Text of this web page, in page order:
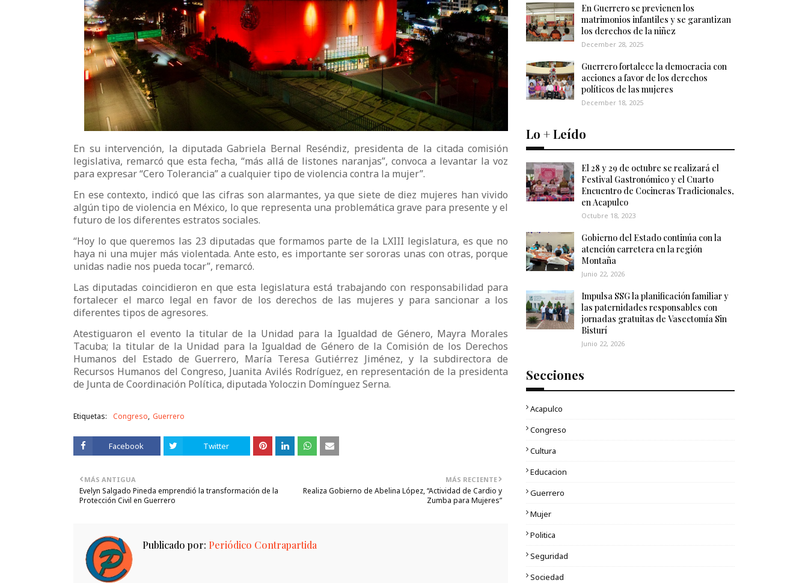
En su intervención, la diputada Gabriela Bernal Reséndiz, presidenta de la citada comisión
legislativa, remarcó que esta fecha, “más allá de listones naranjas”, convoca a levantar la voz
para expresar “Cero Tolerancia” a cualquier tipo de violencia contra la mujer”.
En ese contexto, indicó que las cifras son alarmantes, ya que siete de diez mujeres han vivido
algún tipo de violencia en México, lo que representa una problemática grave para presente y el
futuro de los diferentes estratos sociales.
“Hoy lo que queremos las 23 diputadas que formamos parte de la LXIII legislatura, es que no
haya ni una mujer más violentada. Ante esto, es importante ser sororas unas con otras, porque
unidas nadie nos pueda tocar”, remarcó.
Las diputadas coincidieron en que esta legislatura está trabajando con responsabilidad para
fortalecer el marco legal en favor de los derechos de las mujeres y para sancionar a los
diferentes tipos de agresores.
Atestiguaron el evento la titular de la Unidad para la Igualdad de Género, Mayra Morales
Tacuba; la titular de la Unidad para la Igualdad de Género de la Comisión de los Derechos
Humanos del Estado de Guerrero, María Teresa Gutiérrez Jiménez, y la subdirectora de
Recursos Humanos del Congreso, Juanita Avilés Rodríguez, en representación de la presidenta
de Junta de Coordinación Política, diputada Yoloczin Domínguez Serna.
Etiquetas: Congreso Guerrero
Facebook Twitter
MÁS RECIENTE
Realiza Gobierno de Abelina López, “Actividad de Cardio y
Zumba para Mujeres”
MÁS ANTIGUA
Evelyn Salgado Pineda emprendió la transformación de la
Protección Civil en Guerrero
Publicado por: Periódico Contrapartida
En Guerrero se previenen los
matrimonios infantiles y se garantizan
los derechos de la niñez
December 28, 2025
Guerrero fortalece la democracia con
acciones a favor de los derechos
políticos de las mujeres
December 18, 2025
Lo + Leído
El 28 y 29 de octubre se realizará el
Festival Gastronómico y el Cuarto
Encuentro de Cocineras Tradicionales,
en Acapulco
Octubre 18, 2023
Gobierno del Estado continúa con la
atención carretera en la región
Montaña
Junio 22, 2026
Impulsa SSG la planificación familiar y
las paternidades responsables con
jornadas gratuitas de Vasectomía Sin
Bisturí
Junio 22, 2026
Secciones
Acapulco
Congreso
Cultura
Educacion
Guerrero
Mujer
Politica
Seguridad
Sociedad